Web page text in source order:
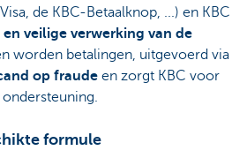
de KBC-Betaalknop, ...) en KBC
en veilige verwerking van de
worden betalingen, uitgevoerd via
op fraude en zorgt KBC voor
formule